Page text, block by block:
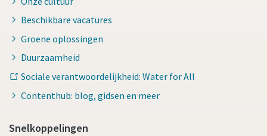
Beschikbare vacatures
Groene oplossingen
Duurzaamheid
Sociale verantwoordelijkheid: Water for All
Contenthub: blog, gidsen en meer
Snelkoppelingen